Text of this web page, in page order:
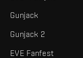
Gunjack
Gunjack 2
EVE Fanfest